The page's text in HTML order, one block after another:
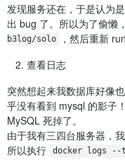
发现服务还在，于是认为
出 bug 了。所以为了偷懒
b3log/solo
，然后重新
查看日志
突然想起来我数据库好像
乎没有看到 mysql 的影子！
MySQL 死掉了。
由于我有三四台服务器，
所以执行
docker logs